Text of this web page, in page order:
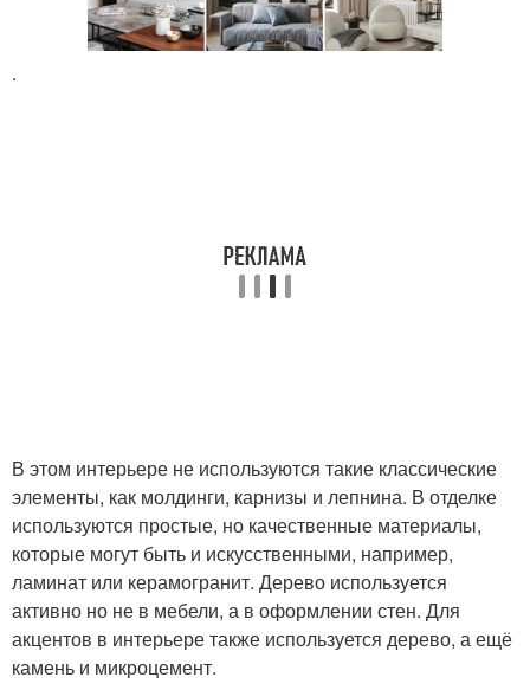
.
В этом интерьере не используются такие классические
элементы, как молдинги, карнизы и лепнина. В отделке
используются простые, но качественные материалы,
которые могут быть и искусственными, например,
ламинат или керамогранит. Дерево используется
активно но не в мебели, а в оформлении стен. Для
акцентов в интерьере также используется дерево, а ещё
камень и микроцемент.